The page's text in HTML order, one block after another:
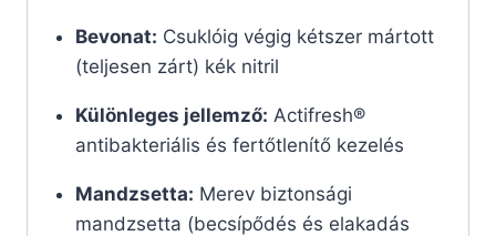
Bevonat: Csuklóig végig kétszer mártott
(teljesen zárt) kék nitril
Különleges jellemző: Actifresh®
antibakteriális és fertőtlenítő kezelés
Mandzsetta: Merev biztonsági
mandzsetta (becsípődés és elakadás